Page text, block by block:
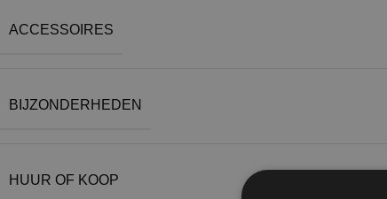
ACCESSOIRES
BIJZONDERHEDEN
HUUR OF KOOP